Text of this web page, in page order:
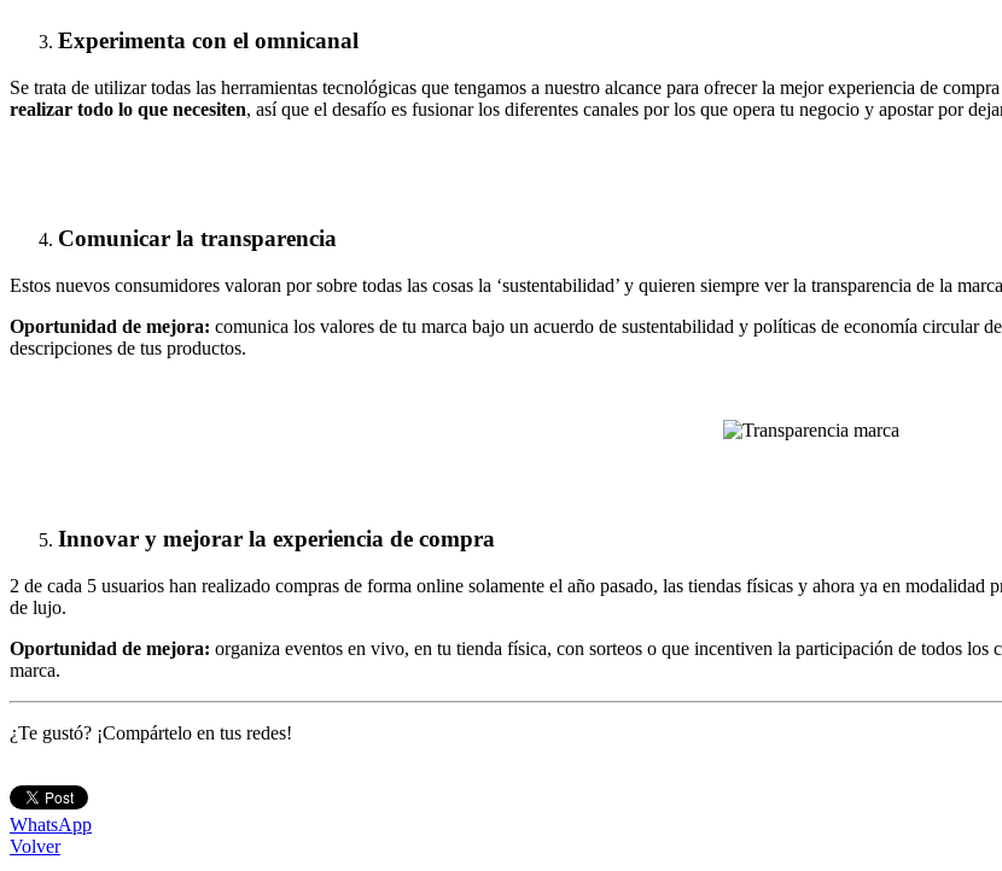
Experimenta con el omnicanal
Se trata de utilizar todas las herramientas tecnológicas que tengamos a nuestro alcance para ofrecer la mejor experiencia de compra
realizar todo lo que necesiten, así que el desafío es fusionar los diferentes canales por los que opera tu negocio y apostar por
Comunicar la transparencia
Estos nuevos consumidores valoran por sobre todas las cosas la ‘sustentabilidad’ y quieren siempre ver la transparencia de la
Oportunidad de mejora: comunica los valores de tu marca bajo un acuerdo de sustentabilidad y políticas de economía circular
descripciones de tus productos.
Innovar y mejorar la experiencia de compra
2 de cada 5 usuarios han realizado compras de forma online solamente el año pasado, las tiendas físicas y ahora ya en
de lujo.
Oportunidad de mejora: organiza eventos en vivo, en tu tienda física, con sorteos o que incentiven la participación de todos los
marca.
¿Te gustó? ¡Compártelo en tus redes!
WhatsApp
Volver